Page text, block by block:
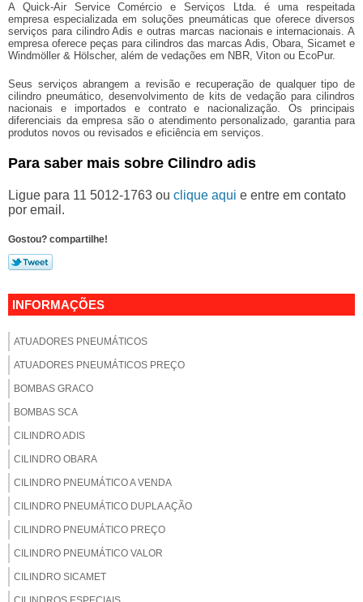
A Quick-Air Service Comércio e Serviços Ltda. é uma respeitada
empresa especializada em soluções pneumáticas que oferece diversos
serviços para cilindro Adis e outras marcas nacionais e internacionais. A
empresa oferece peças para cilindros das marcas Adis, Obara, Sicamet e
Windmöller & Hölscher, além de vedações em NBR, Viton ou EcoPur.
Seus serviços abrangem a revisão e recuperação de qualquer tipo de
cilindro pneumático, desenvolvimento de kits de vedação para cilindros
nacionais e importados e contrato e nacionalização. Os principais
diferenciais da empresa são o atendimento personalizado, garantia para
produtos novos ou revisados e eficiência em serviços.
Para saber mais sobre Cilindro adis
Ligue para 11 5012-1763 ou clique aqui e entre em contato
por email.
Gostou? compartilhe!
INFORMAÇÕES
ATUADORES PNEUMÁTICOS
ATUADORES PNEUMÁTICOS PREÇO
BOMBAS GRACO
BOMBAS SCA
CILINDRO ADIS
CILINDRO OBARA
CILINDRO PNEUMÁTICO A VENDA
CILINDRO PNEUMÁTICO DUPLA AÇÃO
CILINDRO PNEUMÁTICO PREÇO
CILINDRO PNEUMÁTICO VALOR
CILINDRO SICAMET